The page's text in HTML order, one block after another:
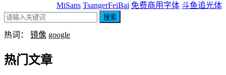
MiSans TsangerFeiBai 免费商用字体 斗鱼追光体
搜索
热词： 镜像 google
热门文章